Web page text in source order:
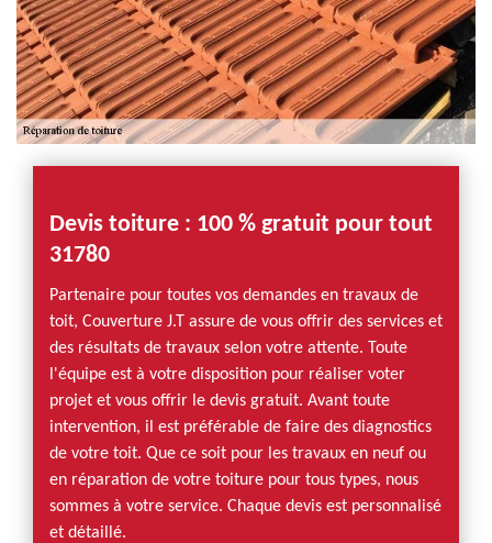
Devis toiture : 100 % gratuit pour tout
31780
Partenaire pour toutes vos demandes en travaux de
toit, Couverture J.T assure de vous offrir des services et
des résultats de travaux selon votre attente. Toute
l'équipe est à votre disposition pour réaliser voter
projet et vous offrir le devis gratuit. Avant toute
intervention, il est préférable de faire des diagnostics
de votre toit. Que ce soit pour les travaux en neuf ou
en réparation de votre toiture pour tous types, nous
sommes à votre service. Chaque devis est personnalisé
et détaillé.